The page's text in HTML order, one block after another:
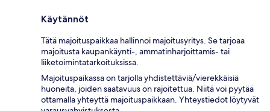
Käytännöt
Tätä majoituspaikkaa hallinnoi majoitusyritys. Se tarjoaa
majoitusta kaupankäynti-, ammatinharjoittamis- tai
liiketoimintatarkoituksissa.
Majoituspaikassa on tarjolla yhdistettäviä/vierekkäisiä
huoneita, joiden saatavuus on rajoitettua. Niitä voi pyytää
ottamalla yhteyttä majoituspaikkaan. Yhteystiedot löytyvät